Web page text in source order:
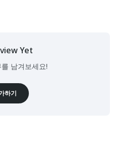
Yet
남겨보세요!
하기